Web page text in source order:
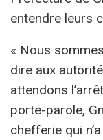
entendre leurs
« Nous
dire aux
attendons
porte-parole,
chefferie qui